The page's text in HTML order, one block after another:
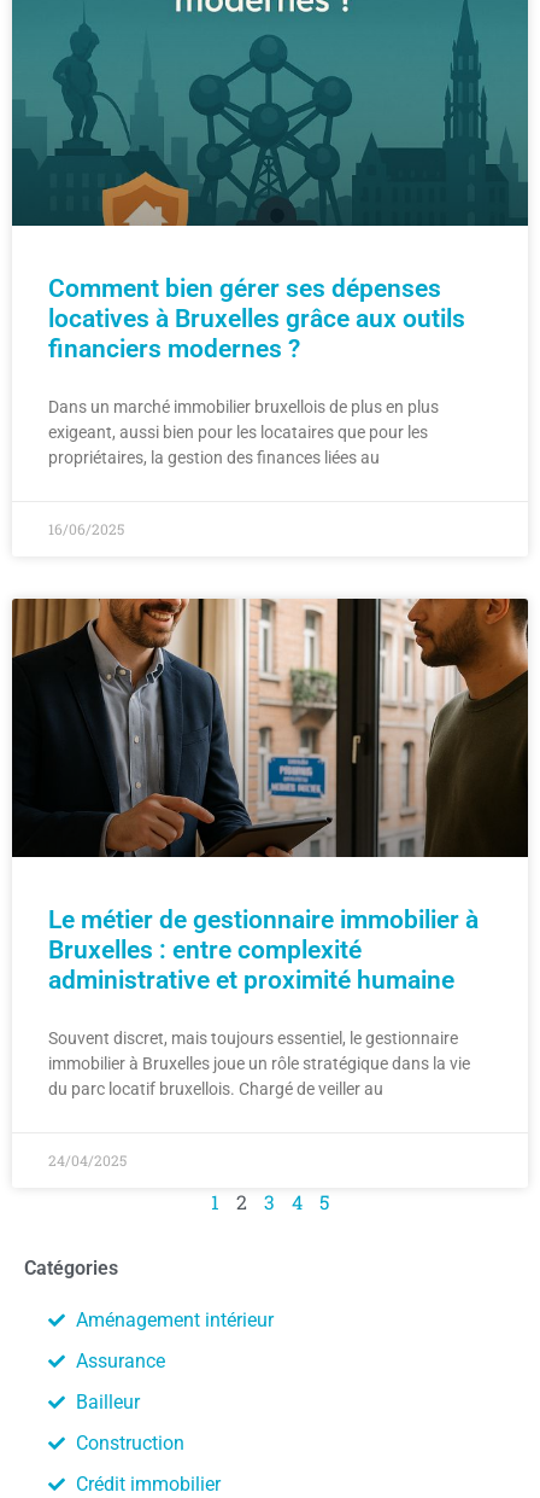
Comment bien gérer ses dépenses
locatives à Bruxelles grâce aux outils
financiers modernes ?
Dans un marché immobilier bruxellois de plus en plus
exigeant, aussi bien pour les locataires que pour les
propriétaires, la gestion des finances liées au
16/06/2025
Le métier de gestionnaire immobilier à
Bruxelles : entre complexité
administrative et proximité humaine
Souvent discret, mais toujours essentiel, le gestionnaire
immobilier à Bruxelles joue un rôle stratégique dans la vie
du parc locatif bruxellois. Chargé de veiller au
24/04/2025
1 2 3 4 5
Catégories
Aménagement intérieur
Assurance
Bailleur
Construction
Crédit immobilier